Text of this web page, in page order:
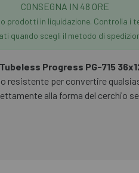
CONSEGNA IN 48 ORE
prodotti in liquidazione. Controlla i
quando scegli il metodo di
Progress PG-715
resistente per convertire
alla forma del cerchio